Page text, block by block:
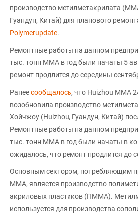
производство метилметакрилата
Гуандун, Китай) для планового
Polymerupdate.
Ремонтные работы на данном
тыс. тонн ММА в год были начаты 5
ремонт продлится до середины
Ранеесообщалось, что Huizhou MMA
возобновила производство
Хойчжоу (Huizhou, Гуандун, Китай)
Ремонтные работы на данном
тыс. тонн ММА в год были начаты в
ожидалось, что ремонт продлится до
Основным сектором, потребляющим
ММА, является производство
акриловых пластиков (ПММА).
используется для производства